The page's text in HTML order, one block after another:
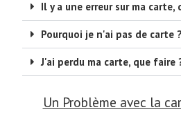
Il y a une erreur sur ma carte,
Pourquoi je n'ai pas de carte ?
J'ai perdu ma carte, que faire
Un Problème avec la